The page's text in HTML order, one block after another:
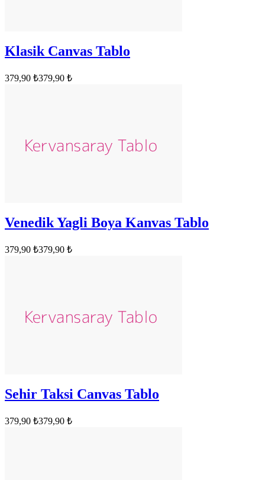
Klasik Canvas Tablo
379,90 ₺379,90 ₺
Venedik Yagli Boya Kanvas Tablo
379,90 ₺379,90 ₺
Sehir Taksi Canvas Tablo
379,90 ₺379,90 ₺